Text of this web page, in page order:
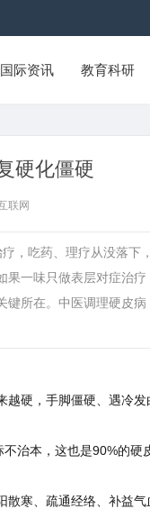
国际资讯 教育科研
硬化僵硬
联网
，吃药、理疗从没落下
果一味只做表层对症治疗
键所在。中医调理硬皮
硬，手脚僵硬、遇冷发
治本，这也是90%的硬
散寒、疏通经络、补益气